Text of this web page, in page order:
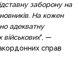
заборону на
На кожен
адекватну
військових“, —
справ